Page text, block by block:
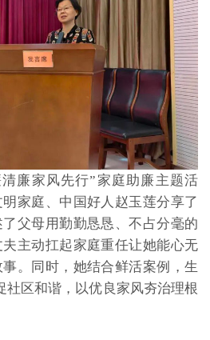
家风先行”家庭助廉主题活
家庭、中国好人赵玉莲分享了
父母用勤勤恳恳、不占分毫的
主动扛起家庭重任让她能心无
。同时，她结合鲜活案例，生
社区和谐，以优良家风夯治理根